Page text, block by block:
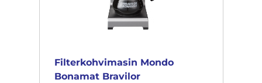
Filterkohvimasin Mondo
Bonamat Bravilor